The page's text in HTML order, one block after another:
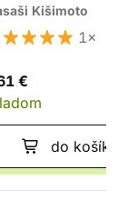
Kišimoto
1×
€
do košíka